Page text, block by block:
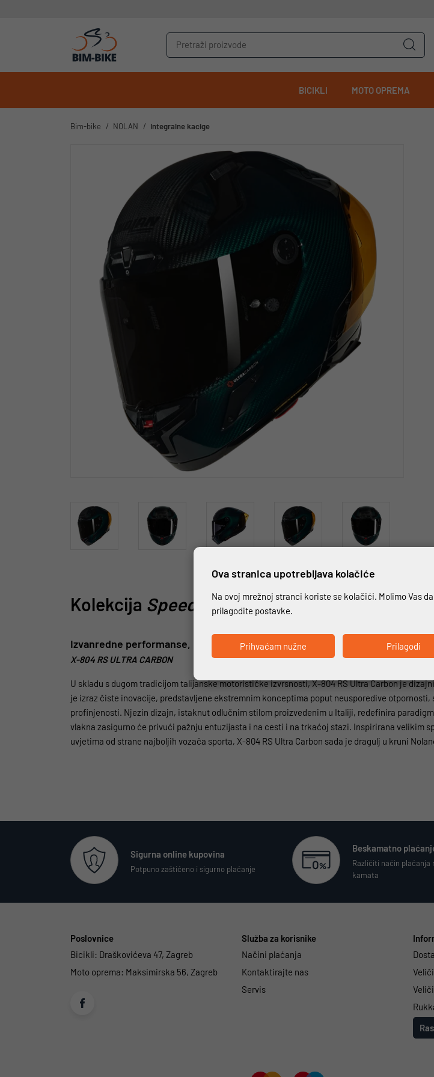
BICIKLI MOTO OPREMA
Bim-bike NOLAN Integralne kacige
Kolekcija Speeding.
Izvanredne performanse, premošćivanje granica; pravi ukus. Posvećeno
X-804 RS ULTRA CARBON
U skladu s dugom tradicijom talijanske motorističke izvrsnosti, X-804 RS Ultra Carbon je
je izraz čiste inovacije, predstavljene ekstremnim konceptima poput neusporedive
profinjenosti. Njezin dizajn, istaknut odlučnim stilom proizvedenim u Italiji, redefinira
vlakna zasigurno će privući pažnju entuzijasta i na cesti i na trkaćoj stazi. Inspirirana velikim
uvjetima od strane najboljih vozača sporta, X-804 RS Ultra Carbon sada je dragulj u kruni
Sigurna online kupovina
Potpuno zaštićeno i sigurno plaćanje
Beskamatno
Različiti način plaćanja
kamata
Poslovnice
Bicikli: Draškovićeva 47, Zagreb
Moto oprema: Maksimirska 56, Zagreb
Služba za korisnike
Načini plaćanja
Kontaktirajte nas
Servis
Ova stranica upotrebljava kolačiće
Na ovoj mrežnoj stranci koriste se kolačići. Molimo Vas
prilagodite postavke.
Prihvaćam nužne Prilagodi